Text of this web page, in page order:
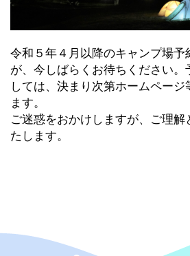
令和５年４月以降のキャンプ場予
が、今しばらくお待ちください。
しては、決まり次第ホームペー
ます。
ご迷惑をおかけしますが、ご理
たします。